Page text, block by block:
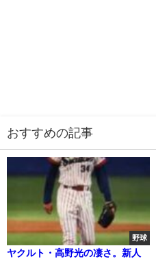
おすすめの記事
野球
ヤクルト・高野光の凄さ。新人